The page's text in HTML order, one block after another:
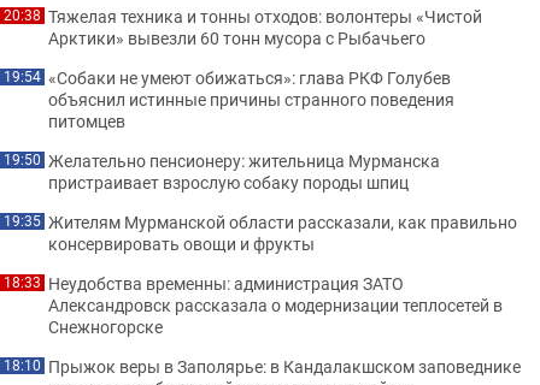
20:38 Тяжелая техника и тонны отходов: волонтеры «Чистой
Арктики» вывезли 60 тонн мусора с Рыбачьего
19:54 «Собаки не умеют обижаться»: глава РКФ Голубев
объяснил истинные причины странного поведения
питомцев
19:50 Желательно пенсионеру: жительница Мурманска
пристраивает взрослую собаку породы шпиц
19:35 Жителям Мурманской области рассказали, как правильно
консервировать овощи и фрукты
18:33 Неудобства временны: администрация ЗАТО
Александровск рассказала о модернизации теплосетей в
Снежногорске
18:10 Прыжок веры в Заполярье: в Кандалакшском заповеднике